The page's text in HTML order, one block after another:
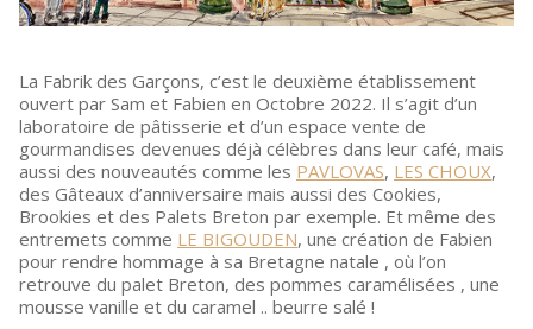
La Fabrik des Garçons, c’est le deuxième établissement
ouvert par Sam et Fabien en Octobre 2022. Il s’agit d’un
laboratoire de pâtisserie et d’un espace vente de
gourmandises devenues déjà célèbres dans leur café, mais
aussi des nouveautés comme les PAVLOVAS, LES CHOUX,
des Gâteaux d’anniversaire mais aussi des Cookies,
Brookies et des Palets Breton par exemple. Et même des
entremets comme LE BIGOUDEN, une création de Fabien
pour rendre hommage à sa Bretagne natale , où l’on
retrouve du palet Breton, des pommes caramélisées , une
mousse vanille et du caramel .. beurre salé !